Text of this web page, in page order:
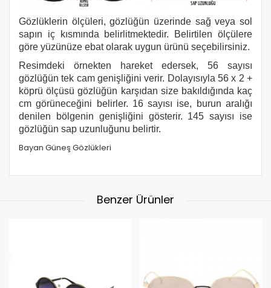
Gözlüklerin ölçüleri, gözlüğün üzerinde sağ veya sol
sapın iç kısmında belirlitmektedir. Belirtilen ölçülere
göre yüzünüze ebat olarak uygun ürünü seçebilirsiniz.
Resimdeki örnekten hareket edersek, 56 sayısı
gözlüğün tek cam genişliğini verir. Dolayısıyla 56 x 2 +
köprü ölçüsü gözlüğün karşıdan size bakıldığında kaç
cm görüneceğini belirler. 16 sayısı ise, burun aralığı
denilen bölgenin genişliğini gösterir. 145 sayısı ise
gözlüğün sap uzunluğunu belirtir.
Bayan Güneş Gözlükleri
Benzer Ürünler